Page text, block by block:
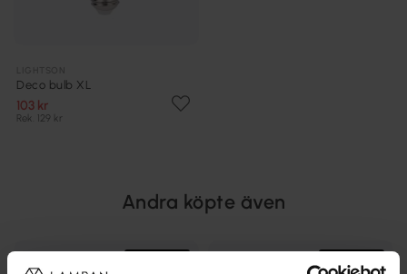
Deco bulb XL
103 kr
Rek. 129 kr
Andra köpte även